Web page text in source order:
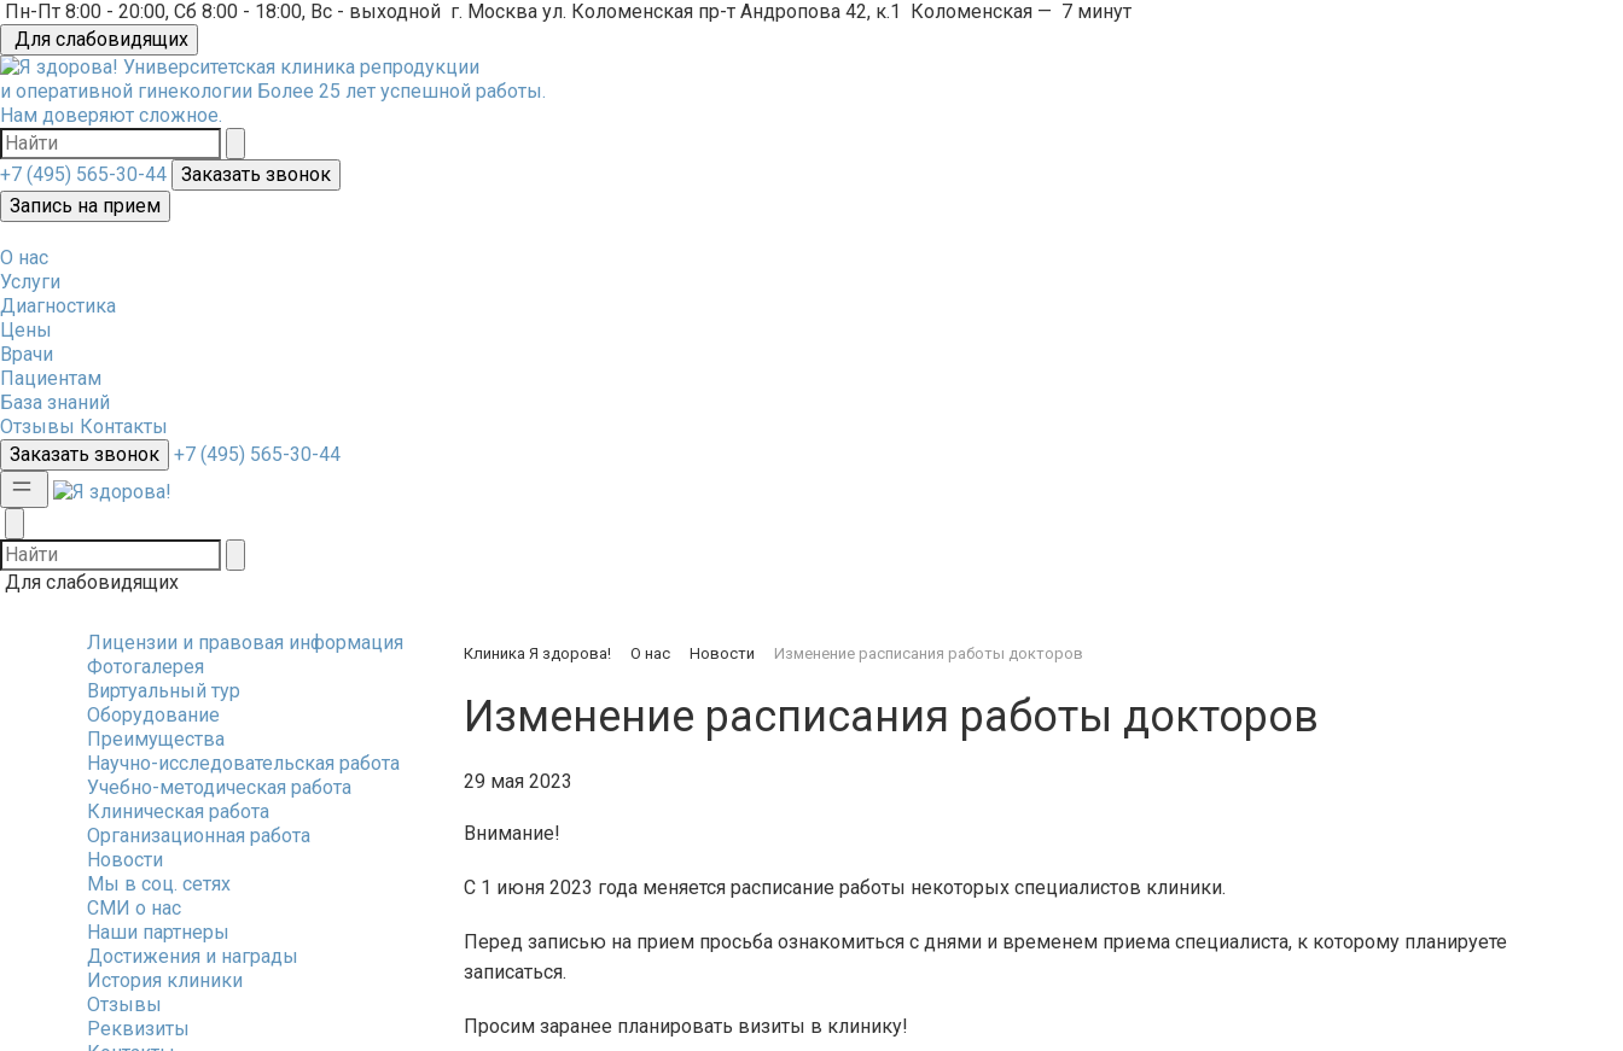
Пн-Пт 8:00 - 20:00, Сб 8:00 - 18:00, Вс - выходной г. Москва ул. Коломенская пр-т Андропова 42, к.1 Коломенская — 7 минут
Для слабовидящих
Университетская клиника репродукции
и оперативной гинекологии Более 25 лет успешной работы.
Нам доверяют сложное.
+7 (495) 565-30-44
Заказать звонок
Запись на прием
О нас
Услуги
Диагностика
Цены
Врачи
Пациентам
База знаний
Отзывы Контакты
Заказать звонок
+7 (495) 565-30-44
Для слабовидящих
Лицензии и правовая информация
Фотогалерея
Виртуальный тур
Оборудование
Преимущества
Научно-исследовательская работа
Учебно-методическая работа
Клиническая работа
Организационная работа
Новости
Мы в соц. сетях
СМИ о нас
Наши партнеры
Достижения и награды
История клиники
Отзывы
Реквизиты
Клиника Я здорова! О нас Новости Изменение расписания работы докторов
Изменение расписания работы докторов
29 мая 2023
Внимание!
С 1 июня 2023 года меняется расписание работы некоторых специалистов клиники.
Перед записью на прием просьба ознакомиться с днями и временем приема специалиста, к которому планируете
записаться.
Просим заранее планировать визиты в клинику!